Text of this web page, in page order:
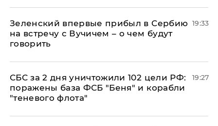
Зеленский впервые прибыл в Сербию
на встречу с Вучичем – о чем будут
говорить
19:33
СБС за 2 дня уничтожили 102 цели РФ:
поражены база ФСБ "Беня" и корабли
"теневого флота"
19:27